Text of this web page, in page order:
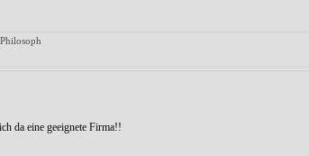
da eine geeignete Firma!!